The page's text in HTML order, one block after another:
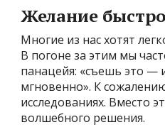
Желание
Многие из нас хотят
В погоне за этим мы
панацейя: «съешь это —
мгновенно». К
исследованиях. Вместо
волшебного решения.